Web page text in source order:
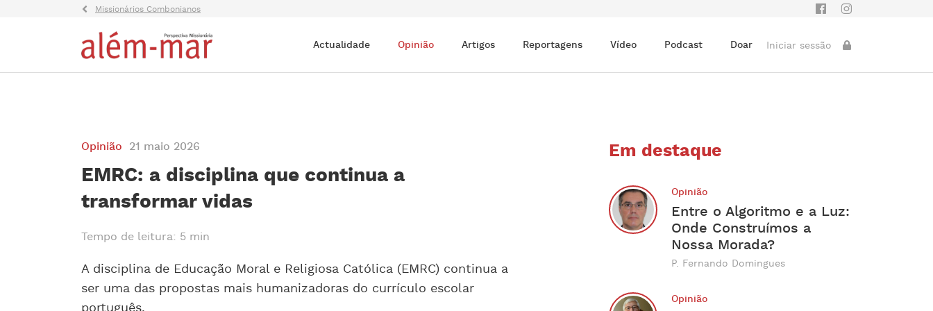
Missionários Combonianos
Actualidade Opinião Artigos Reportagens Vídeo Podcast Doar Iniciar sessão
Opinião 21 maio 2026
EMRC: a disciplina que continua a
transformar vidas
Tempo de leitura: 5 min
A disciplina de Educação Moral e Religiosa Católica (EMRC) continua a
ser uma das propostas mais humanizadoras do currículo escolar
Em destaque
Opinião
Entre o Algoritmo e a Luz:
Onde Construímos a
Nossa Morada?
P. Fernando Domingues
Opinião